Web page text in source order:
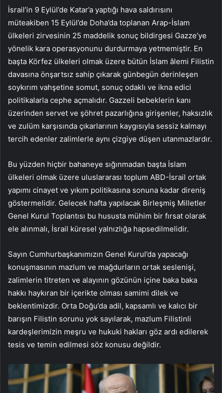
İsrail’in 9 Eylül’de Katar’a yaptığı hava saldırısını
müteakiben 15 Eylül’de Doha’da toplanan Arap-İslam
ülkeleri zirvesinin 25 maddelik sonuç bildirgesi Gazze’ye
yönelik kara operasyonunu durdurmaya yetmemiştir. En
başta Körfez ülkeleri olmak üzere bütün İslam âlemi Filistin
davasına önşartsız sahip çıkarak günbegün derinleşen
soykırım vahşetine somut, sonuç odaklı ve ikna edici
politikalarla cephe açmalıdır. Gazzeli bebeklerin kanı
üzerinden servet ve şöhret pazarlığına girişenler, haksızlık
ve zulüm karşısında çıkarlarının kaygısıyla sessiz kalmayı
tercih edenler zalimlerle aynı çizgiye düşen utanmazlardır.
Bu yüzden hiçbir bahaneye sığınmadan başta İslam
ülkeleri olmak üzere uluslararası toplum ABD-İsrail ortak
yapımı cinayet ve yıkım politikasına sonuna kadar direniş
göstermelidir. Gelecek hafta yapılacak Birleşmiş Milletler
Genel Kurul Toplantısı bu hususta mühim bir fırsat olarak
ele alınmalı, İsrail küresel yalnızlığa hapsedilmelidir.
Sayın Cumhurbaşkanımızın Genel Kurul’da yapacağı
konuşmasının mazlum ve mağdurların ortak seslenişi,
zalimlerin titreten ve alayının gözünün içine baka baka
hakkı haykıran bir içerikte olması samimi dilek ve
beklentimizdir. Orta Doğu’da adil, kapsamlı ve kalıcı bir
barışın Filistin sorunu yok sayılarak, mazlum Filistinli
kardeşlerimizin meşru ve hukuki hakları göz ardı edilerek
tesis ve temin edilmesi söz konusu değildir.